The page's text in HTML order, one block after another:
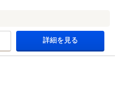
詳細を見る